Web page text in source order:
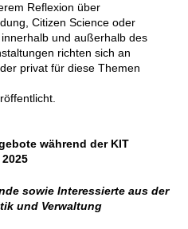
Reflexion über
Citizen Science oder
und außerhalb des
richten sich an
privat für diese Themen
während der KIT
sowie Interessierte aus der
und Verwaltung